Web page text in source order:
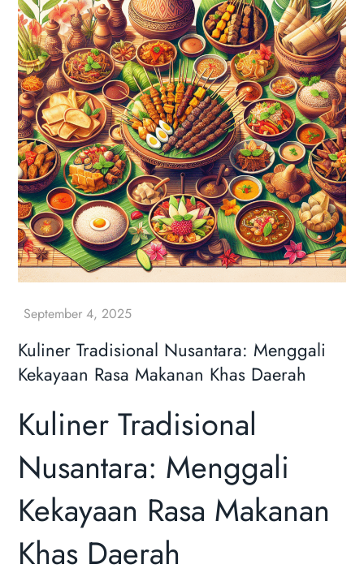
Kuliner Tradisional Nusantara: Menggali
Kekayaan Rasa Makanan Khas Daerah
Kuliner Tradisional
Nusantara: Menggali
Kekayaan Rasa Makanan
Khas Daerah